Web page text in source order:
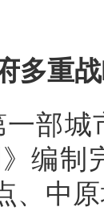
多重
一部
编制
、中